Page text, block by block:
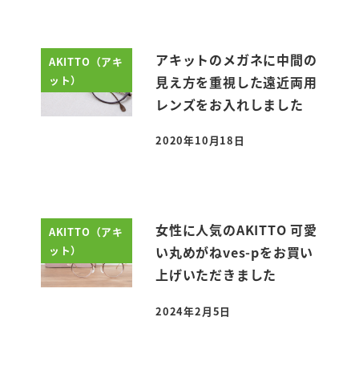
AKITTO（アキ
ット）
アキットのメガネに中間の
見え方を重視した遠近両用
レンズをお入れしました
投稿日
2020年10月18日
AKITTO（アキ
ット）
女性に人気のAKITTO 可愛
い丸めがねves-pをお買い
上げいただきました
投稿日
2024年2月5日